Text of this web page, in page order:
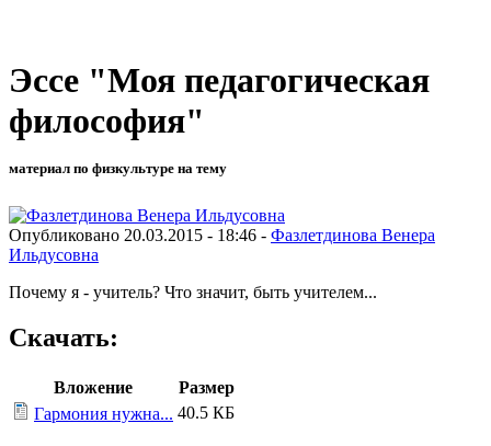
Эссе "Моя педагогическая
философия"
материал по физкультуре на тему
Опубликовано 20.03.2015 - 18:46 - Фазлетдинова Венера
Ильдусовна
Почему я - учитель? Что значит, быть учителем...
Скачать:
Вложение
Размер
Гармония нужна... 40.5 КБ